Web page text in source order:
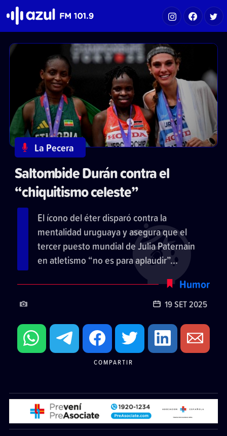
La Pecera
Saltombide Durán contra el
“chiquitismo celeste”
El ícono del éter disparó contra la
mentalidad uruguaya y asegura que el
tercer puesto mundial de Julia Paternain
en atletismo “no es para aplaudir”...
Humor
19 SET 2025
COMPARTIR